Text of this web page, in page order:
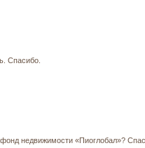
Спасибо.
недвижимости «Пиоглобал»?